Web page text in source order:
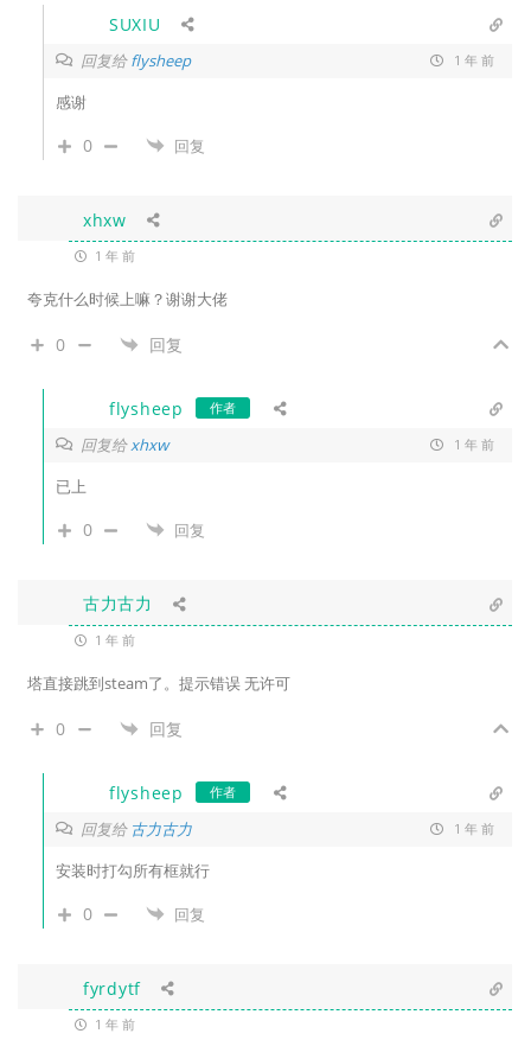
SUXIU
回复给flysheep 1 年 前
感谢
0 回复
xhxw
1 年 前
夸克什么时候上嘛？谢谢大佬
0 回复
flysheep 作者
回复给xhxw 1 年 前
已上
0 回复
古力古力
1 年 前
塔直接跳到steam了。 提示错误 无许可
0 回复
flysheep 作者
回复给 古力古力 1 年 前
安装时打勾所有框就行
0 回复
fyrdytf
1 年 前